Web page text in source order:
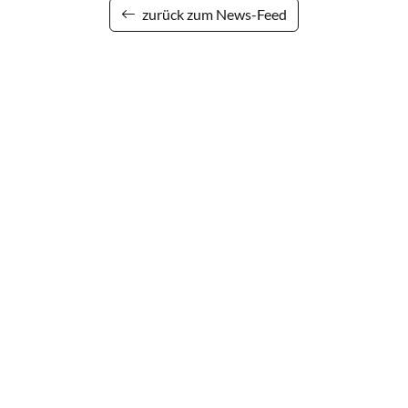
zurück zum News-Feed